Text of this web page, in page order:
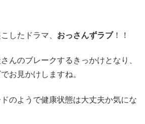
したドラマ、 おっさんずラブ！！
んのブレークするきっかけとなり、
お見かけしますね。
のようで健康状態は大丈夫か気にな